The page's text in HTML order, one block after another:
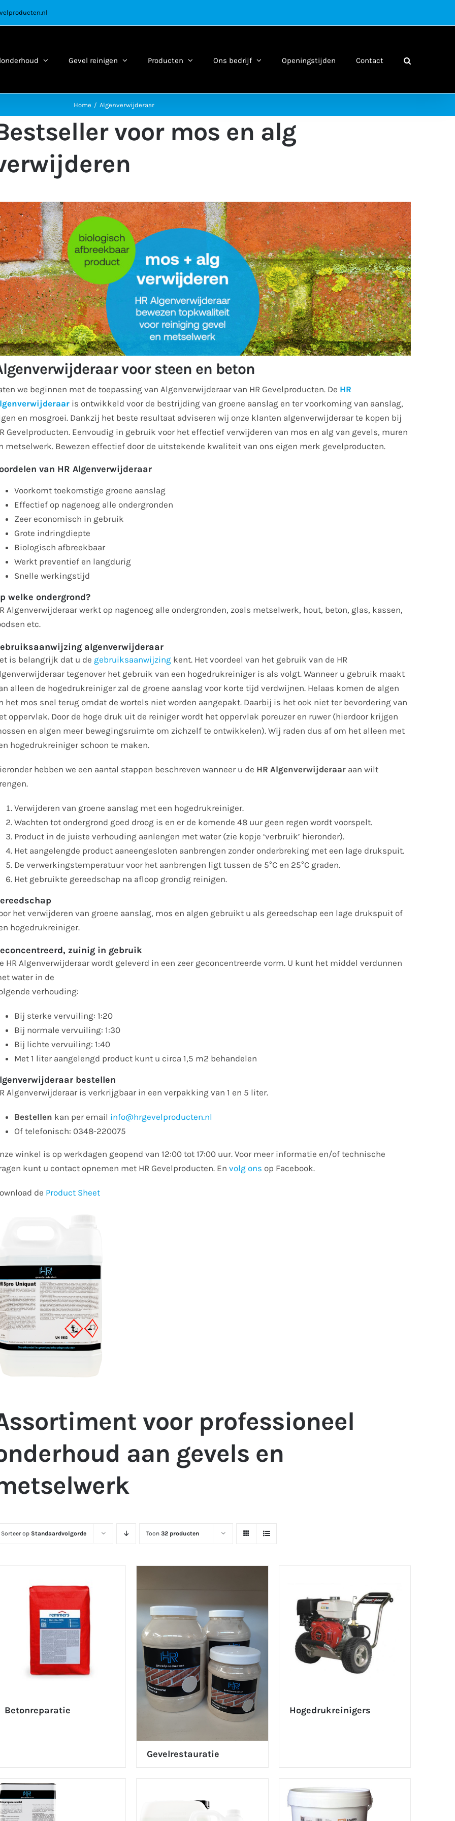
Gevel reinigen Producten Ons bedrijf Openingstijden Contact
Home Algenverwijderaar
voor mos en alg
voor steen en beton
we beginnen met de toepassing van Algenverwijderaar van HR Gevelproducten. De HR
is ontwikkeld voor de bestrijding van groene aanslag en ter voorkoming van aanslag,
en mosgroei. Dankzij het beste resultaat adviseren wij onze klanten algenverwijderaar te kopen bij
Gevelproducten. Eenvoudig in gebruik voor het effectief verwijderen van mos en alg van gevels, muren
metselwerk. Bewezen effectief door de uitstekende kwaliteit van ons eigen merk gevelproducten.
van HR Algenverwijderaar
Voorkomt toekomstige groene aanslag
Effectief op nagenoeg alle ondergronden
Zeer economisch in gebruik
Grote indringdiepte
Biologisch afbreekbaar
Werkt preventief en langdurig
Snelle werkingstijd
welke ondergrond?
Algenverwijderaar werkt op nagenoeg alle ondergronden, zoals metselwerk, hout, beton, glas, kassen,
etc.
algenverwijderaar
is belangrijk dat u de gebruiksaanwijzing kent. Het voordeel van het gebruik van de HR
tegenover het gebruik van een hogedrukreiniger is als volgt. Wanneer u gebruik maakt
alleen de hogedrukreiniger zal de groene aanslag voor korte tijd verdwijnen. Helaas komen de algen
het mos snel terug omdat de wortels niet worden aangepakt. Daarbij is het ook niet ter bevordering van
oppervlak. Door de hoge druk uit de reiniger wordt het oppervlak poreuzer en ruwer (hierdoor krijgen
en algen meer bewegingsruimte om zichzelf te ontwikkelen). Wij raden dus af om het alleen met
hogedrukreiniger schoon te maken.
hebben we een aantal stappen beschreven wanneer u de HR Algenverwijderaar aan wilt
Verwijderen van groene aanslag met een hogedrukreiniger.
Wachten tot ondergrond goed droog is en er de komende 48 uur geen regen wordt voorspelt.
Product in de juiste verhouding aanlengen met water (zie kopje ‘verbruik’ hieronder).
Het aangelengde product aaneengesloten aanbrengen zonder onderbreking met een lage drukspuit.
De verwerkingstemperatuur voor het aanbrengen ligt tussen de 5°C en 25°C graden.
Het gebruikte gereedschap na afloop grondig reinigen.
het verwijderen van groene aanslag, mos en algen gebruikt u als gereedschap een lage drukspuit of
hogedrukreiniger.
zuinig in gebruik
HR Algenverwijderaar wordt geleverd in een zeer geconcentreerde vorm. U kunt het middel verdunnen
water in de
verhouding:
Bij sterke vervuiling: 1:20
Bij normale vervuiling: 1:30
Bij lichte vervuiling: 1:40
Met 1 liter aangelengd product kunt u circa 1,5 m2 behandelen
bestellen
Algenverwijderaar is verkrijgbaar in een verpakking van 1 en 5 liter.
Bestellen kan per email info@hrgevelproducten.nl
Of telefonisch: 0348-220075
winkel is op werkdagen geopend van 12:00 tot 17:00 uur. Voor meer informatie en/of technische
kunt u contact opnemen met HR Gevelproducten. Envolg ons op Facebook.
de Product Sheet
voor professioneel
aan gevels en
Sorteer op Standaardvolgorde Toon32 producten
Betonreparatie
Gevelrestauratie
Hogedrukreinigers